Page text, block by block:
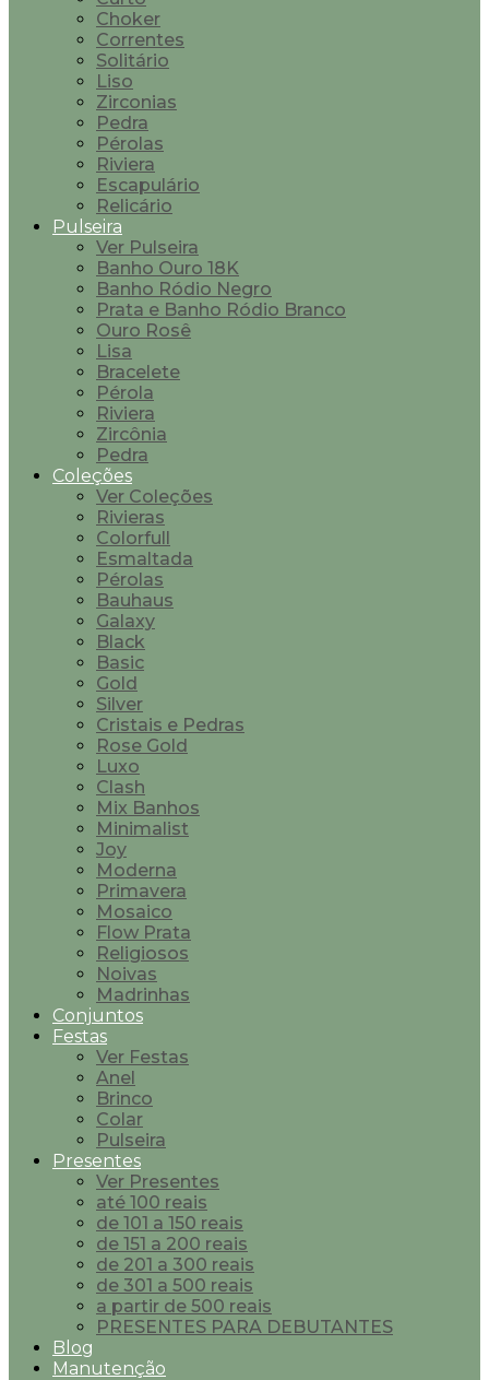
Choker
Correntes
Solitário
Liso
Zirconias
Pedra
Pérolas
Riviera
Escapulário
Relicário
Pulseira
Ver Pulseira
Banho Ouro 18K
Banho Ródio Negro
Prata e Banho Ródio Branco
Ouro Rosê
Lisa
Bracelete
Pérola
Riviera
Zircônia
Pedra
Coleções
Ver Coleções
Rivieras
Colorfull
Esmaltada
Pérolas
Bauhaus
Galaxy
Black
Basic
Gold
Silver
Cristais e Pedras
Rose Gold
Luxo
Clash
Mix Banhos
Minimalist
Joy
Moderna
Primavera
Mosaico
Flow Prata
Religiosos
Noivas
Madrinhas
Conjuntos
Festas
Ver Festas
Anel
Brinco
Colar
Pulseira
Presentes
Ver Presentes
até 100 reais
de 101 a 150 reais
de 151 a 200 reais
de 201 a 300 reais
de 301 a 500 reais
a partir de 500 reais
PRESENTES PARA DEBUTANTES
Blog
Manutenção